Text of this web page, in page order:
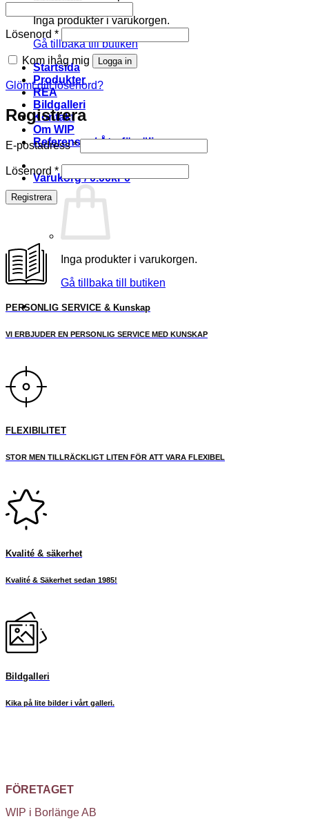
Inga produkter i varukorgen.
Gå tillbaka till butiken
Startsida
Produkter
REA
Bildgalleri
Kontakt
Om WIP
Referenser / Återförsäljare
Varukorg /0.00kr 0
Inga produkter i varukorgen.
Gå tillbaka till butiken
Lösenord *Obligatoriskt
Kom ihåg mig Logga in
Glömt ditt lösenord?
Registrera
E-postadress*Obligatoriskt
Lösenord *Obligatoriskt
Registrera
PERSONLIG SERVICE & Kunskap
VI ERBJUDER EN PERSONLIG SERVICE MED KUNSKAP
FLEXIBILITET
STOR MEN TILLRÄCKLIGT LITEN FÖR ATT VARA FLEXIBEL
Kvalité & säkerhet
Kvalité & Säkerhet sedan 1985!
Bildgalleri
Kika på lite bilder i vårt galleri.
FÖRETAGET
WIP i Borlänge AB